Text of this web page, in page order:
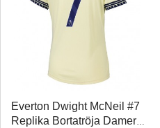
Everton Dwight McNeil #7
Replika Bortatröja Damer